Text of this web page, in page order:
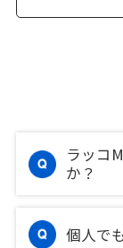
ラッコ
か？
個人で